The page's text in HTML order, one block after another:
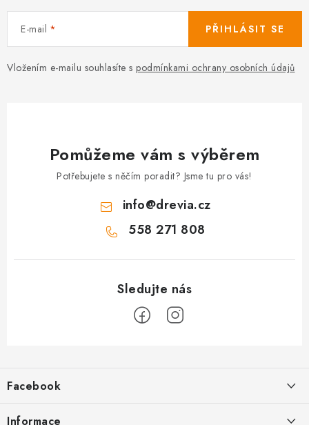
E-mail
Vložením e-mailu souhlasíte s podmínkami ochrany osobních údajů
PŘIHLÁSIT SE
Pomůžeme vám s výběrem
Potřebujete s něčím poradit? Jsme tu pro vás!
info@drevia.cz
558 271 808
p
a
Facebook
Informace